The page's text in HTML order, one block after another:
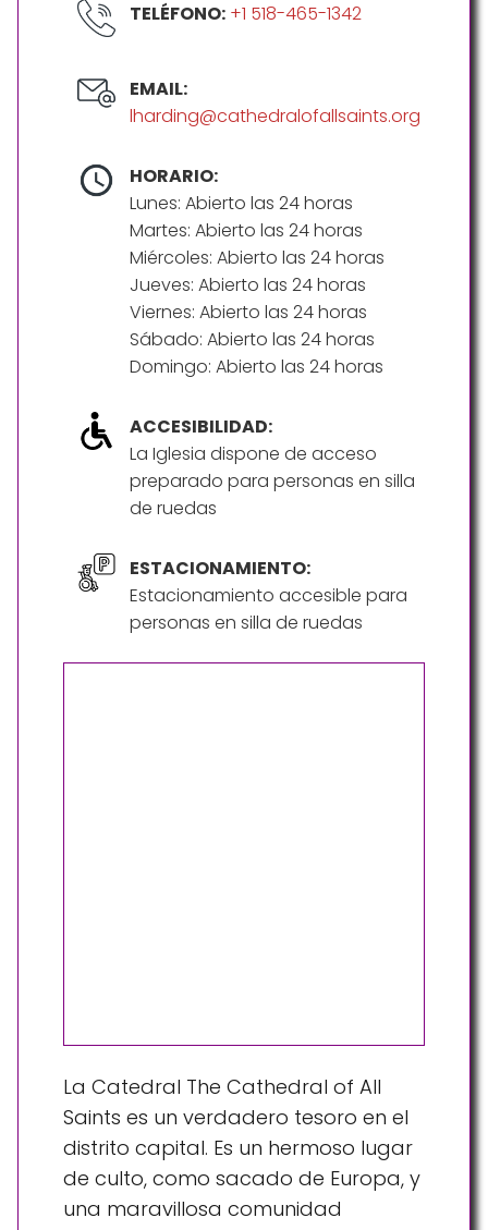
TELÉFONO: +1 518-465-1342
EMAIL:
lharding@cathedralofallsaints.org
HORARIO:
Lunes: Abierto las 24 horas
Martes: Abierto las 24 horas
Miércoles: Abierto las 24 horas
Jueves: Abierto las 24 horas
Viernes: Abierto las 24 horas
Sábado: Abierto las 24 horas
Domingo: Abierto las 24 horas
ACCESIBILIDAD:
La Iglesia dispone de acceso
preparado para personas en silla
de ruedas
ESTACIONAMIENTO:
Estacionamiento accesible para
personas en silla de ruedas
La Catedral The Cathedral of All
Saints es un verdadero tesoro en el
distrito capital. Es un hermoso lugar
de culto, como sacado de Europa, y
una maravillosa comunidad